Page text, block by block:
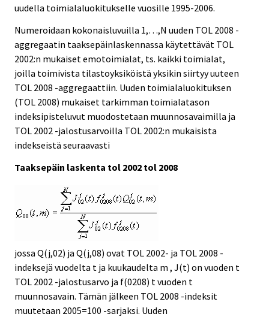
uudella toimialaluokitukselle vuosille 1995-2006.
Numeroidaan kokonaisluvuilla 1,…,N uuden TOL 2008 -
aggregaatin taaksepäinlaskennassa käytettävät TOL
2002:n mukaiset emotoimialat, ts. kaikki toimialat,
joilla toimivista tilastoyksiköistä yksikin siirtyy uuteen
TOL 2008 -aggregaattiin. Uuden toimialaluokituksen
(TOL 2008) mukaiset tarkimman toimialatason
indeksipisteluvut muodostetaan muunnosavaimilla ja
TOL 2002 -jalostusarvoilla TOL 2002:n mukaisista
indekseistä seuraavasti
Taaksepäin laskenta tol 2002 tol 2008
jossa Q(j,02) ja Q(j,08) ovat TOL 2002- ja TOL 2008 -
indeksejä vuodelta t ja kuukaudelta m , J(t) on vuoden t
TOL 2002 -jalostusarvo ja f(0208) t vuoden t
muunnosavain. Tämän jälkeen TOL 2008 -indeksit
muutetaan 2005=100 -sarjaksi. Uuden